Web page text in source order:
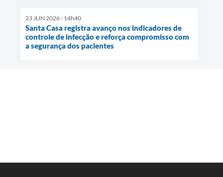
23 JUN 2026 - 14h40
Santa Casa registra avanço nos indicadores de
controle de infecção e reforça compromisso com
a segurança dos pacientes